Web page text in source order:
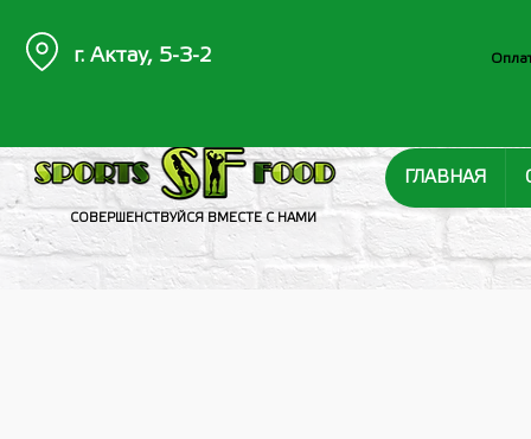
СОВЕРШЕНСТВУЙСЯ ВМЕСТЕ С НАМИ
ГЛАВНАЯ
г. Актау, 5-3-2